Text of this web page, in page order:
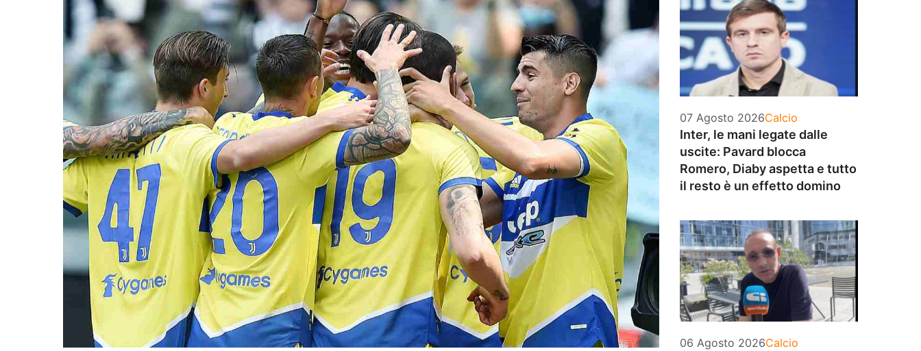
07 Agosto 2026Categorie
Calcio
Inter, le mani legate dalle
uscite: Pavard blocca
Romero, Diaby aspetta e tutto
il resto è un effetto domino
06 Agosto 2026Categorie
Calcio